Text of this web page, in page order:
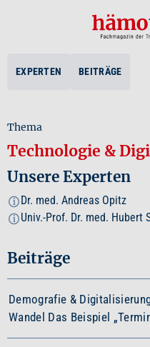
EXPERTEN BEITRÄGE
Thema
Technologie &
Unsere Experten
i Dr. med. Andreas Opitz
i Univ.-Prof. Dr. med. Hubert
Beiträge
Demografie &
Wandel Das Beispiel